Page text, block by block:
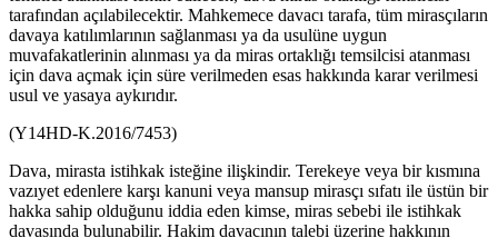
tarafından açılabilecektir. Mahkemece davacı tarafa, tüm mirasçıların
davaya katılımlarının sağlanması ya da usulüne uygun
muvafakatlerinin alınması ya da miras ortaklığı temsilcisi atanması
için dava açmak için süre verilmeden esas hakkında karar verilmesi
usul ve yasaya aykırıdır.
(Y14HD-K.2016/7453)
Dava, mirasta istihkak isteğine ilişkindir. Terekeye veya bir kısmına
vazıyet edenlere karşı kanuni veya mansup mirasçı sıfatı ile üstün bir
hakka sahip olduğunu iddia eden kimse, miras sebebi ile istihkak
davasında bulunabilir. Hakim davacının talebi üzerine hakkının